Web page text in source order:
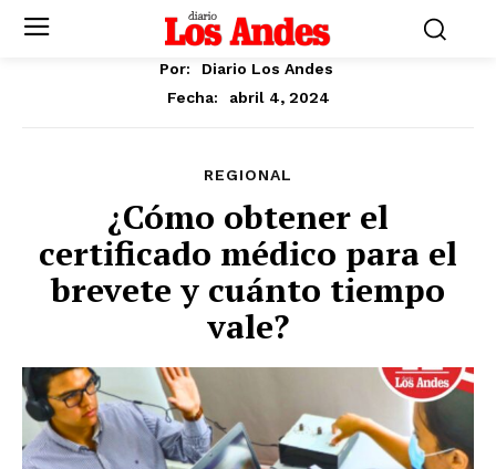
Por:
Diario Los Andes
Fecha:
abril 4, 2024
REGIONAL
¿Cómo obtener el
certificado médico para el
brevete y cuánto tiempo
vale?